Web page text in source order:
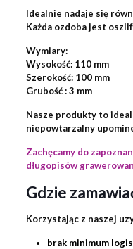
Idealnie nadaje się
Każda ozdoba jest
Wymiary:
Wysokość: 110 mm
Szerokość: 100 mm
Grubość : 3 mm
Nasze produkty to
niepowtarzalny
Zachęcamy do
długopisów
Gdzie
Korzystając z naszej
brak minimum